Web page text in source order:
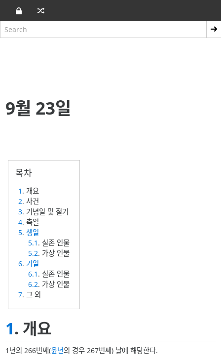
9월 23일
1 . 개요
2. 사건
3. 기념일 및 절기
4. 축일
5.생일
5.1 . 실존 인물
5.2. 가상 인물
6. 기일
6.1 . 실존 인물
6.2. 가상 인물
7. 그 외
1. 개요
1년의 266번째(윤년의 경우 267번째) 날에 해당한다.